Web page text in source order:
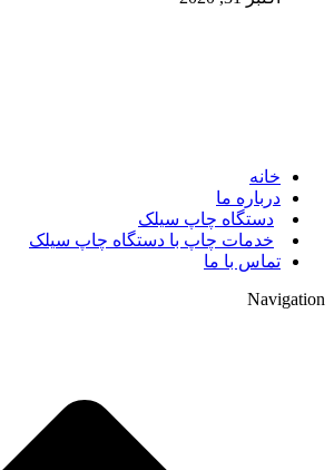
خانه
درباره ما
دستگاه چاپ سیلک
خدمات چاپ با دستگاه چاپ سیلک
تماس با ما
Navigation